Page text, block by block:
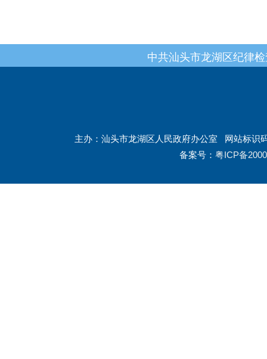
中共汕头市龙湖区纪律
主办：汕头市龙湖区人民政府办公室
网站标识
备案号： 粤ICP备